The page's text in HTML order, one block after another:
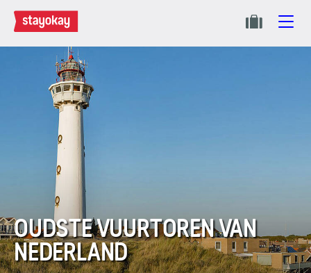
OUDSTE VUURTOREN VAN
NEDERLAND